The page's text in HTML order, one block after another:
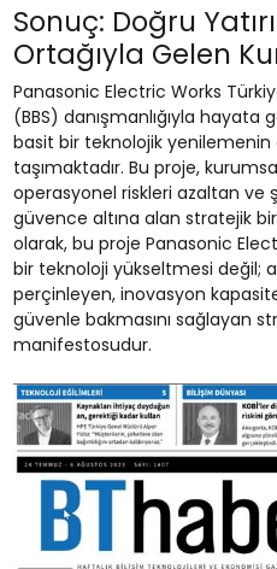
Sonuç: Doğru
Ortağıyla Gelen
Panasonic Electric Works
(BBS) danışmanlığıyla hayata
basit bir teknolojik
taşımaktadır. Bu proje,
operasyonel riskleri azaltan
güvence altına alan stratejik
olarak, bu proje Panasonic
bir teknoloji yükseltmesi değil;
perçinleyen, inovasyon
güvenle bakmasını sağlayan
manifestosudur.